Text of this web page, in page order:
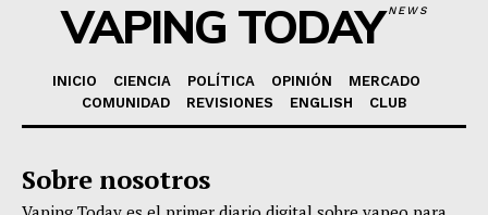
VAPING TODAYNEWS
INICIO CIENCIA POLÍTICA OPINIÓN
MERCADO
COMUNIDAD
REVISIONES ENGLISH CLUB
Sobre nosotros